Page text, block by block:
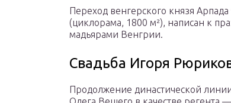
Переход венгерского князя
(циклорама, 1800 м²), написан к
мадьярами Венгрии.
Свадьба Игоря
Продолжение династической